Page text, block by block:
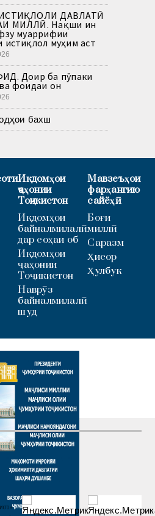
ДАВЛАТӢ
МИЛЛӢ. Нақши ин
муаррифии
истиқлол муҳим аст
Доир ба пӯпаки
фоидаи он
бахш
Иқдомҳои
ҷаҳонии
Тоҷикистон
Иқдомҳои
байналмилалӣ
дар соҳаи об
Иқдомҳои
ҷаҳонии
Тоҷикистон
Наврӯз
байналмилалӣ
шуд
Мавзеъҳои
фарҳангию
сайёҳӣ
Боғи
миллӣ
Саразм
Ҳисор
Ҳулбук